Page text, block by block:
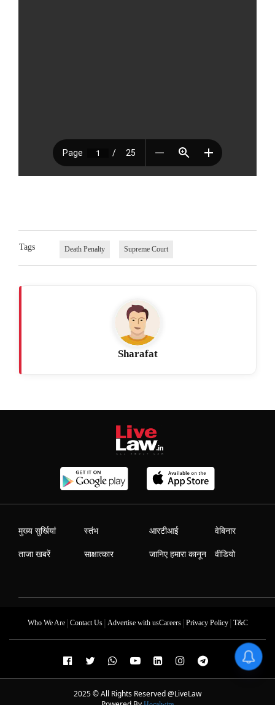
Tags Death Penalty Supreme Court
Sharafat
मुख्य सुर्खियां
ताजा खबरें
स्तंभ
साक्षात्कार
आरटीआई
जानिए हमारा कानून
वेबिनार
वीडियो
Who We Are| Contact Us| Advertise with usCareers| Privacy Policy| T&C
2025 © All Rights Reserved @LiveLaw